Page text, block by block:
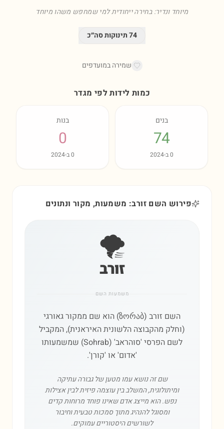
מיוחד ונדיר: בחירה ייחודית למי שמחפש משהו מיוחד
74תינוקות סה״כ
שמירה במועדפים
כמות לידות לפי מגדר
בנים
74
0ב-2024
בנות
0
0ב-2024
פירוש השם זורב: משמעות, מקור ונתונים
🌪️
זורב
משמעות השם
השם זורב (ზორაბ) הוא שם ממקור גאורגי
(וחלק מהקבוצה הלשונית האיראנית), המקביל
לשם הפרסי 'סוהראב' (Sohrab) שמשמעותו
'אדום' או 'קורן'.
שם זה נושא עמו מטען של גבורה עתיקה
ומיתולוגית, המשלב בין עוצמה פיזית לבין אצילות
נפש. הוא מייצג אדם שאינו פוחד מרוחות קדים
ומסוגל להנהיג מתוך סמכות טבעית וחיבור
לשורשים היסטוריים עמוקים.